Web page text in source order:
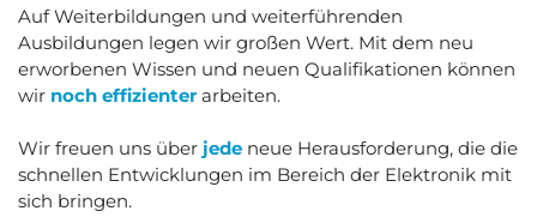
Auf Weiterbildungen und weiterführenden
Ausbildungen legen wir großen Wert. Mit dem neu
erworbenen Wissen und neuen Qualifikationen können
wir noch effizienterarbeiten.
Wir freuen uns über jede neue Herausforderung, die die
schnellen Entwicklungen im Bereich der Elektronik mit
sich bringen.